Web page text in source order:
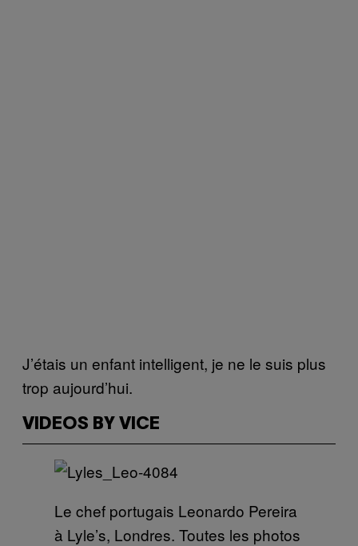
J’étais un enfant intelligent, je ne le suis plus
trop aujourd’hui.
VIDEOS BY VICE
Le chef portugais Leonardo Pereira
à Lyle’s, Londres. Toutes les photos